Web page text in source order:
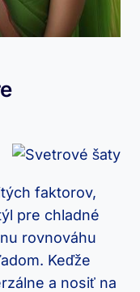
​faktorov,
pre chladné
rovnováhu​
​Keďže
a nosiť ⁤na